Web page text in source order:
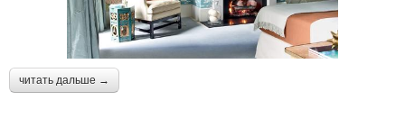
читать дальше →